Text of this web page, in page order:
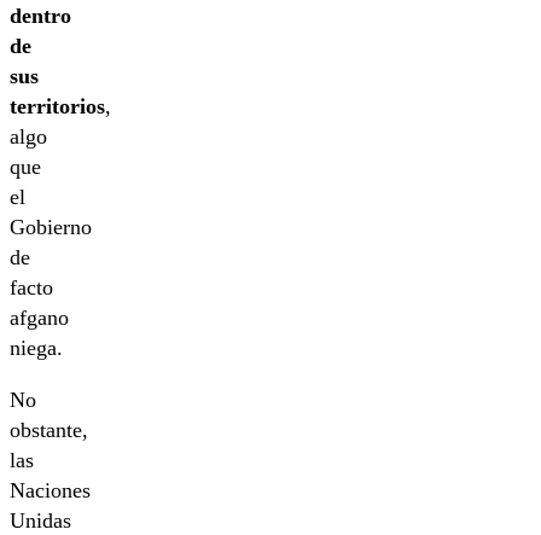
dentro
de
sus
territorios,
algo
que
el
Gobierno
de
facto
afgano
niega.
No
obstante,
las
Naciones
Unidas